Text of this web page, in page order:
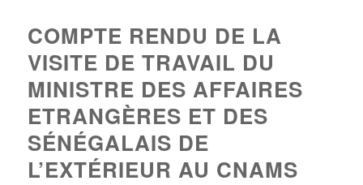
COMPTE RENDU DE LA
VISITE DE TRAVAIL DU
MINISTRE DES AFFAIRES
ETRANGÈRES ET DES
SÉNÉGALAIS DE
L’EXTÉRIEUR AU CNAMS